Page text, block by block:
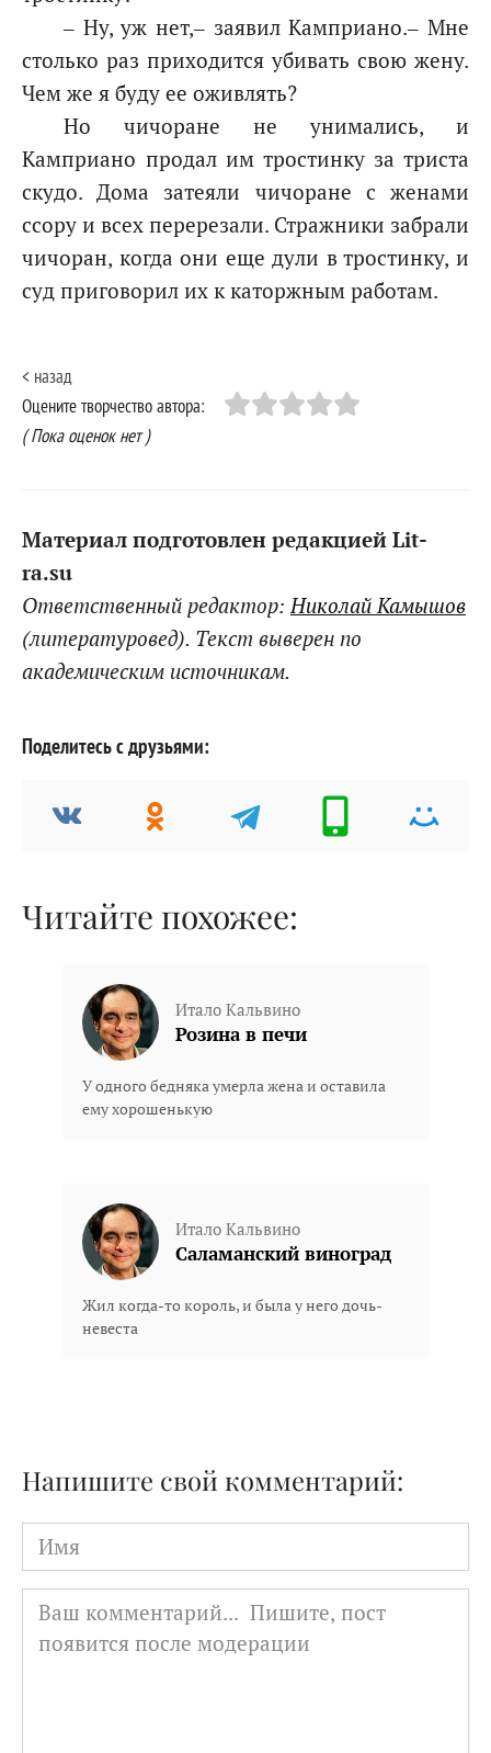
– Ну, уж нет,– заявил Камприано.– Мне
столько раз приходится убивать свою жену.
Чем же я буду ее оживлять?
Но чичоране не унимались, и
Камприано продал им тростинку за триста
скудо. Дома затеяли чичоране с женами
ссору и всех перерезали. Стражники забрали
чичоран, когда они еще дули в тростинку, и
суд приговорил их к каторжным работам.
< назад
Оцените творчество автора:
( Пока оценок нет )
Материал подготовлен редакцией Lit-
ra.su
Ответственный редактор: Николай Камышов
(литературовед). Текст выверен по
академическим источникам.
Поделитесь с друзьями:
Читайте похожее:
Итало Кальвино
Розина в печи
У одного бедняка умерла жена и оставила
ему хорошенькую
Итало Кальвино
Саламанский виноград
Жил когда-то король, и была у него дочь-
невеста
Напишите свой комментарий:
Имя